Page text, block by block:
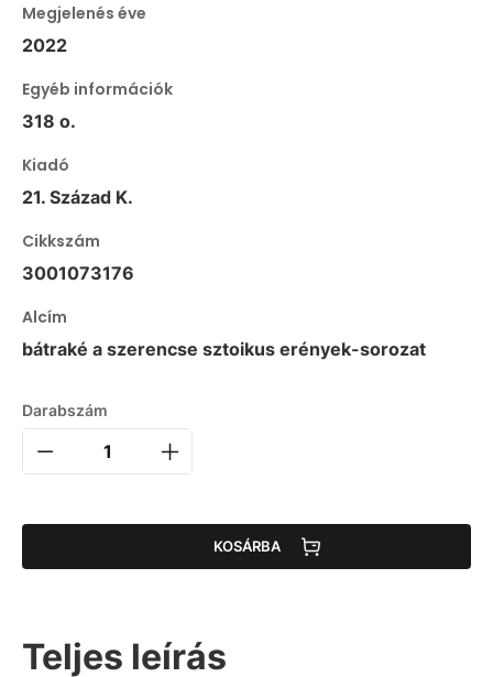
Megjelenés éve
2022
Egyéb információk
318 o.
Kiadó
21. Század K.
Cikkszám
3001073176
Alcím
bátraké a szerencse sztoikus erények-sorozat
Darabszám
KOSÁRBA
Teljes leírás